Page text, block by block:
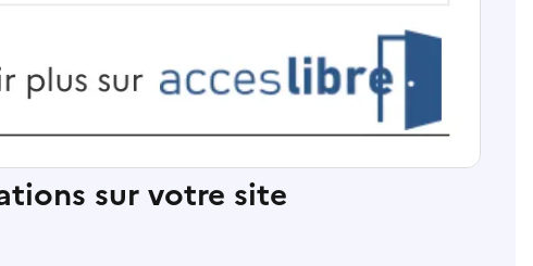
sur votre site